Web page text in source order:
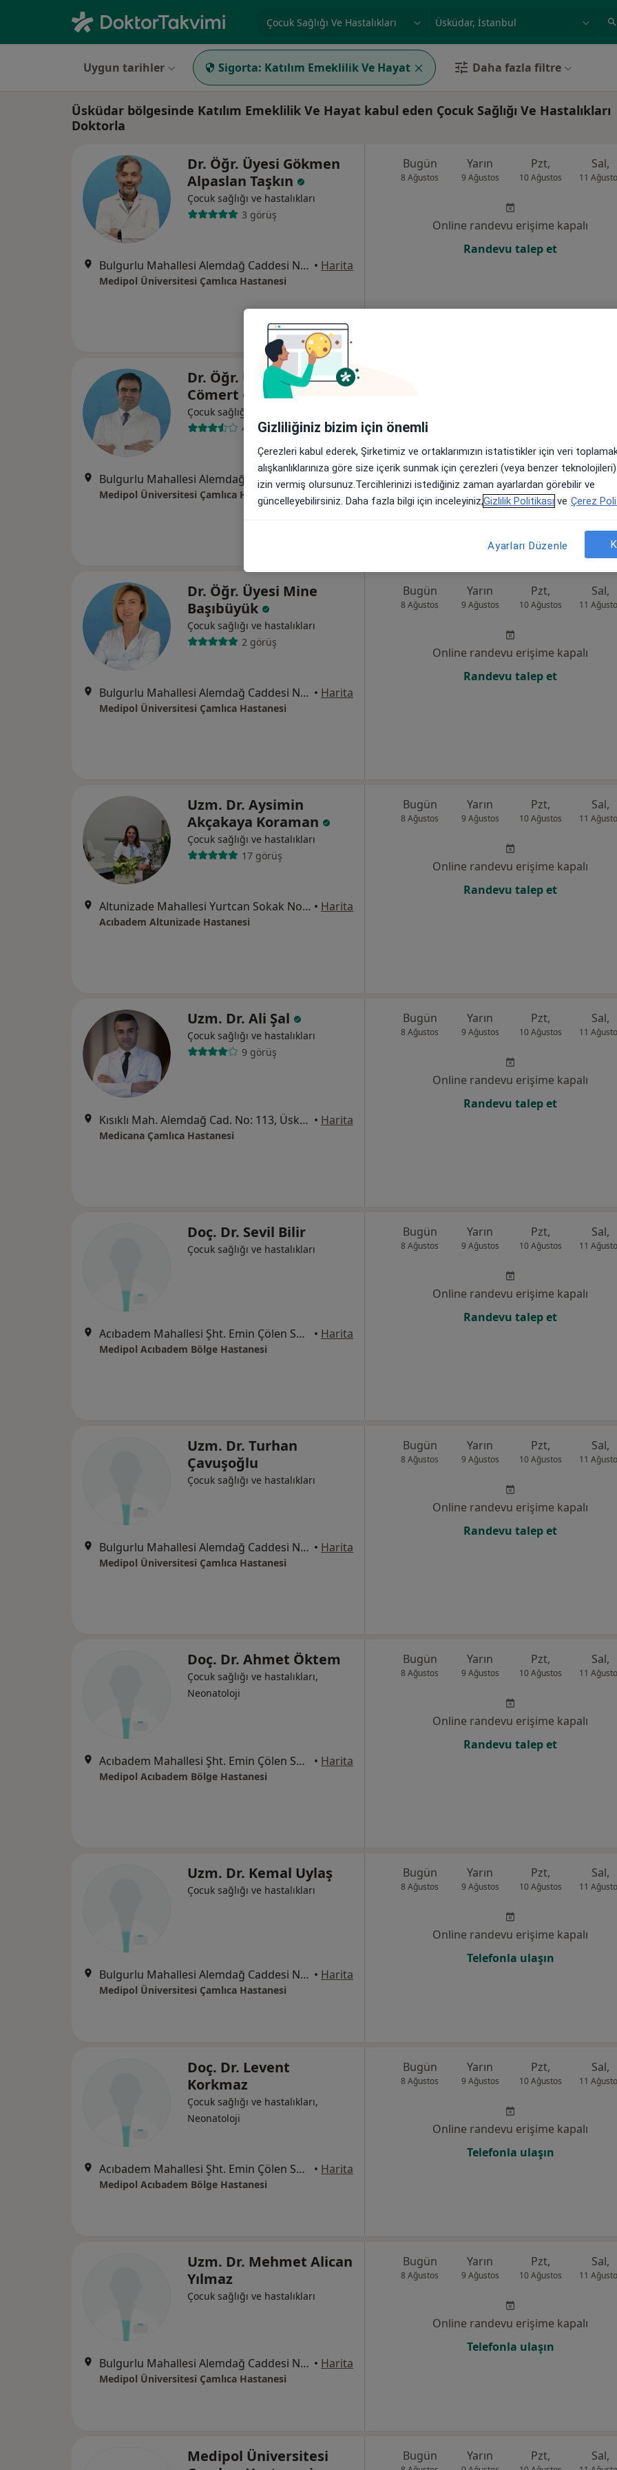
Uzmanlık, ilgi alanı ve hastalık, isimörnek: İstanbul
Uygun tarihler Sigorta: Katılım Emeklilik Ve Hayat Daha fazla filtre
Üsküdar bölgesinde Katılım Emeklilik Ve Hayat kabul eden Çocuk Sağlığı Ve Hastalıkları
Doktorla
Dr. Öğr. Üyesi Gökmen
Alpaslan Taşkın
Çocuk sağlığı ve hastalıkları
3 görüş
Bulgurlu Mahallesi Alemdağ Caddesi No:100, Üsküdar • Harita
Medipol Üniversitesi Çamlıca Hastanesi
Bugün
8 Ağustos
Yarın
9 Ağustos
Pzt,
10 Ağustos
Sal,
11
Online randevu erişime kapalı
Randevu talep et
Dr. Öğr. Üyesi Murat
Cömert
Çocuk sağlığı ve hastalıkları
4 görüş
Bulgurlu Mahallesi Alemdağ Caddesi No:100, Üsküdar •Harita
Medipol Üniversitesi Çamlıca Hastanesi
Randevu talep et
Dr. Öğr. Üyesi Mine
Başıbüyük
Çocuk sağlığı ve hastalıkları
2 görüş
Bulgurlu Mahallesi Alemdağ Caddesi No:100, Üsküdar • Harita
Medipol Üniversitesi Çamlıca Hastanesi
Bugün
8 Ağustos
Yarın
9 Ağustos
Pzt,
10 Ağustos
Sal,
11
Online randevu erişime kapalı
Randevu talep et
Uzm. Dr. Aysimin
Akçakaya Koraman
Çocuk sağlığı ve hastalıkları
17 görüş
Altunizade Mahallesi Yurtcan Sokak No:1, Üsküdar • Harita
Acıbadem Altunizade Hastanesi
Bugün
8 Ağustos
Yarın
9 Ağustos
Pzt,
10 Ağustos
Sal,
11
Online randevu erişime kapalı
Randevu talep et
Uzm. Dr. Ali Şal
Çocuk sağlığı ve hastalıkları
9 görüş
Kısıklı Mah. Alemdağ Cad. No: 113, Üsküdar • Harita
Medicana Çamlıca Hastanesi
Bugün
8 Ağustos
Yarın
9 Ağustos
Pzt,
10 Ağustos
Sal,
11
Online randevu erişime kapalı
Randevu talep et
Doç. Dr. Sevil Bilir
Çocuk sağlığı ve hastalıkları
Acıbadem Mahallesi Şht. Emin Çölen Sokağı No:4, Kadıköy • Harita
Medipol Acıbadem Bölge Hastanesi
Bugün
8 Ağustos
Yarın
9 Ağustos
Pzt,
10 Ağustos
Sal,
11
Online randevu erişime kapalı
Randevu talep et
Uzm. Dr. Turhan
Çavuşoğlu
Çocuk sağlığı ve hastalıkları
Bulgurlu Mahallesi Alemdağ Caddesi No:100, Üsküdar • Harita
Medipol Üniversitesi Çamlıca Hastanesi
Bugün
8 Ağustos
Yarın
9 Ağustos
Pzt,
10 Ağustos
Sal,
11
Online randevu erişime kapalı
Randevu talep et
Doç. Dr. Ahmet Öktem
Çocuk sağlığı ve hastalıkları,
Neonatoloji
Acıbadem Mahallesi Şht. Emin Çölen Sokağı No:4, Kadıköy • Harita
Medipol Acıbadem Bölge Hastanesi
Bugün
8 Ağustos
Yarın
9 Ağustos
Pzt,
10 Ağustos
Sal,
11
Online randevu erişime kapalı
Randevu talep et
Uzm. Dr. Kemal Uylaş
Çocuk sağlığı ve hastalıkları
Bulgurlu Mahallesi Alemdağ Caddesi No:100, Üsküdar • Harita
Medipol Üniversitesi Çamlıca Hastanesi
Bugün
8 Ağustos
Yarın
9 Ağustos
Pzt,
10 Ağustos
Sal,
11
Online randevu erişime kapalı
Telefonla ulaşın
Doç. Dr. Levent
Korkmaz
Çocuk sağlığı ve hastalıkları,
Neonatoloji
Acıbadem Mahallesi Şht. Emin Çölen Sokağı No:4, Kadıköy • Harita
Medipol Acıbadem Bölge Hastanesi
Bugün
8 Ağustos
Yarın
9 Ağustos
Pzt,
10 Ağustos
Sal,
11
Online randevu erişime kapalı
Telefonla ulaşın
Uzm. Dr. Mehmet Alican
Yılmaz
Çocuk sağlığı ve hastalıkları
Bulgurlu Mahallesi Alemdağ Caddesi No:100, Üsküdar • Harita
Medipol Üniversitesi Çamlıca Hastanesi
Bugün
8 Ağustos
Yarın
9 Ağustos
Pzt,
10 Ağustos
Sal,
11
Online randevu erişime kapalı
Telefonla ulaşın
Medipol Üniversitesi
Bugün Yarın Pzt, Sal,
Gizliliğiniz bizim için önemli
Çerezleri kabul ederek, Şirketimiz ve ortaklarımızın istatistikler için veri
alışkanlıklarınıza göre size içerik sunmak için çerezleri (veya benzer
izin vermiş olursunuz.Tercihlerinizi istediğiniz zaman ayarlardan görebilir ve
güncelleyebilirsiniz. Daha fazla bilgi için inceleyiniz,Gizlilik Politikası ve Çerez
Ayarları Düzenle